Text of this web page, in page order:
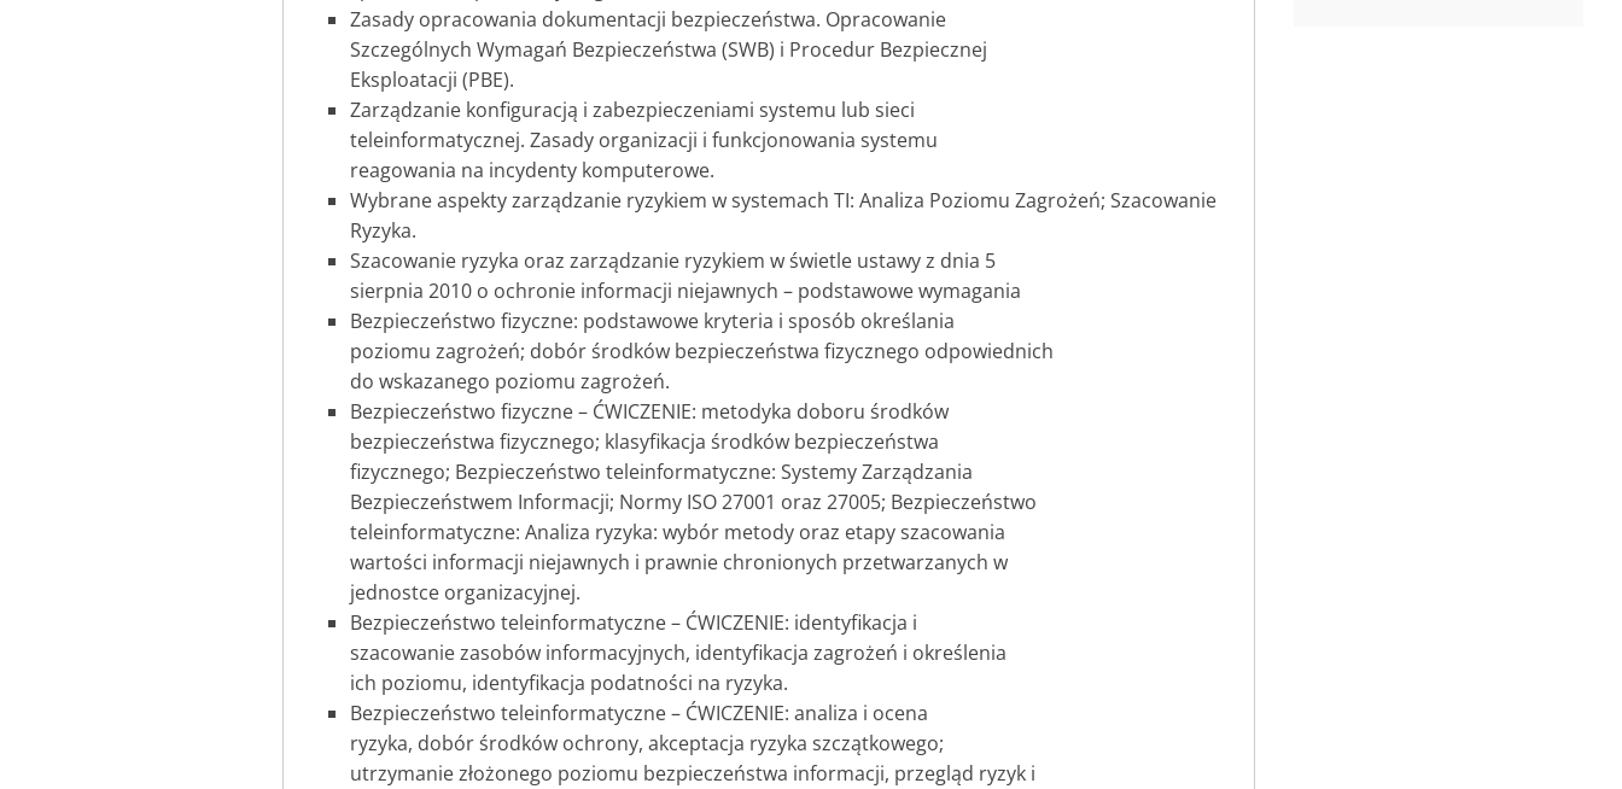
Zasady opracowania dokumentacji bezpieczeństwa. Opracowanie
Szczególnych Wymagań Bezpieczeństwa (SWB) i Procedur Bezpiecznej
Eksploatacji (PBE).
Zarządzanie konfiguracją i zabezpieczeniami systemu lub sieci
teleinformatycznej. Zasady organizacji i funkcjonowania systemu
reagowania na incydenty komputerowe.
Wybrane aspekty zarządzanie ryzykiem w systemach TI: Analiza Poziomu Zagrożeń; Szacowanie
Ryzyka.
Szacowanie ryzyka oraz zarządzanie ryzykiem w świetle ustawy z dnia 5
sierpnia 2010 o ochronie informacji niejawnych – podstawowe wymagania
Bezpieczeństwo fizyczne: podstawowe kryteria i sposób określania
poziomu zagrożeń; dobór środków bezpieczeństwa fizycznego odpowiednich
do wskazanego poziomu zagrożeń.
Bezpieczeństwo fizyczne – ĆWICZENIE: metodyka doboru środków
bezpieczeństwa fizycznego; klasyfikacja środków bezpieczeństwa
fizycznego; Bezpieczeństwo teleinformatyczne: Systemy Zarządzania
Bezpieczeństwem Informacji; Normy ISO 27001 oraz 27005; Bezpieczeństwo
teleinformatyczne: Analiza ryzyka: wybór metody oraz etapy szacowania
wartości informacji niejawnych i prawnie chronionych przetwarzanych w
jednostce organizacyjnej.
Bezpieczeństwo teleinformatyczne – ĆWICZENIE: identyfikacja i
szacowanie zasobów informacyjnych, identyfikacja zagrożeń i określenia
ich poziomu, identyfikacja podatności na ryzyka.
Bezpieczeństwo teleinformatyczne – ĆWICZENIE: analiza i ocena
ryzyka, dobór środków ochrony, akceptacja ryzyka szczątkowego;
utrzymanie złożonego poziomu bezpieczeństwa informacji, przegląd ryzyk i